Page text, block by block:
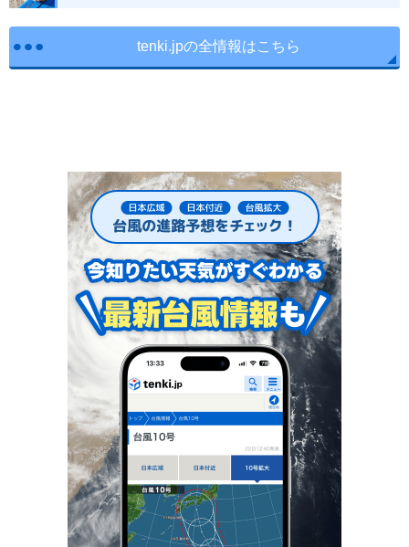
tenki.jpの全情報はこちら